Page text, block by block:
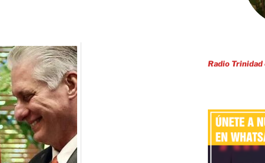
Radio Trinidad